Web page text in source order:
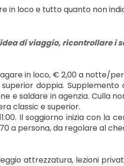
in loco e tutto quanto non
di viaggio, ricontrollare i
in loco, € 2,00 a notte/
doppia. Supplemento
e saldare in agenzia. Culla
classic e superior.
Il soggiorno inizia con la
a persona, da regolare al
attrezzatura, lezioni